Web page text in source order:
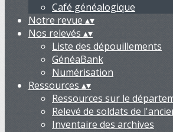
Café généalogique
Notre revue ▴▾
Nos relevés ▴▾
Liste des dépouillements
GénéaBank
Numérisation
Ressources ▴▾
Ressources sur le
Relevé de soldats de
Inventaire des archives